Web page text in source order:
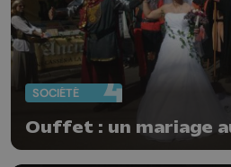
SOCIÉTÉ
Ouffet : un mariage